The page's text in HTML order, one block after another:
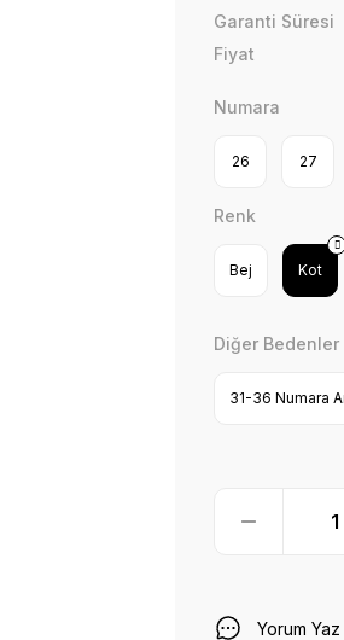
Garanti Süresi
Fiyat
Numara
26 27
Renk
Bej Kot
Diğer Bedenler
31-36 Numara
Yorum Yaz